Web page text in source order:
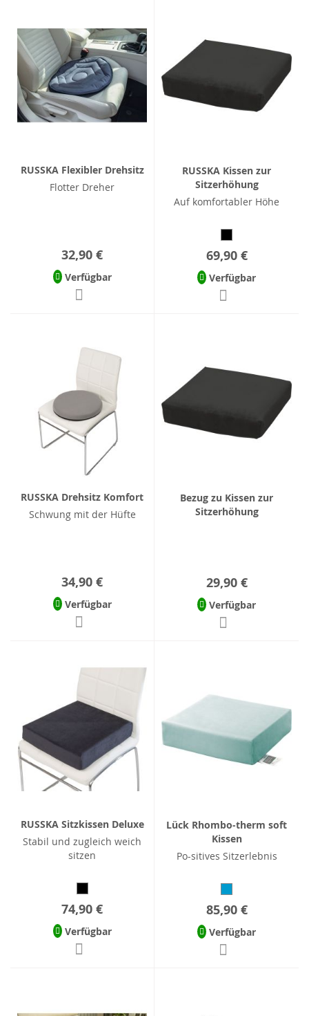
RUSSKA Flexibler Drehsitz
Flotter Dreher
32,90 €
Verfügbar
RUSSKA Kissen zur
Sitzerhöhung
Auf komfortabler Höhe
69,90 €
Verfügbar
RUSSKA Drehsitz Komfort
Schwung mit der Hüfte
34,90 €
Verfügbar
Bezug zu Kissen zur
Sitzerhöhung
29,90 €
Verfügbar
RUSSKA Sitzkissen Deluxe
Stabil und zugleich weich
sitzen
74,90 €
Verfügbar
Lück Rhombo-therm soft
Kissen
Po-sitives Sitzerlebnis
85,90 €
Verfügbar